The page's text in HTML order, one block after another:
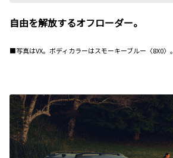
自由を解放するオフローダー。
■写真はVX。ボディカラーはスモーキーブルー〈8X0〉。